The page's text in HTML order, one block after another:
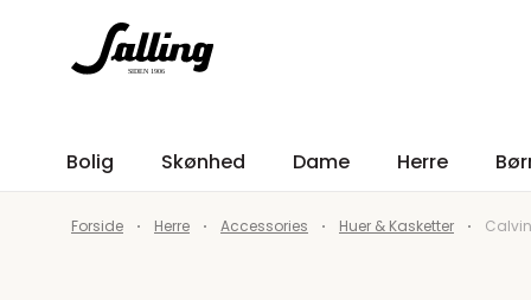
Bolig Skønhed Dame Herre
Forside Herre Accessories Huer & Kasketter